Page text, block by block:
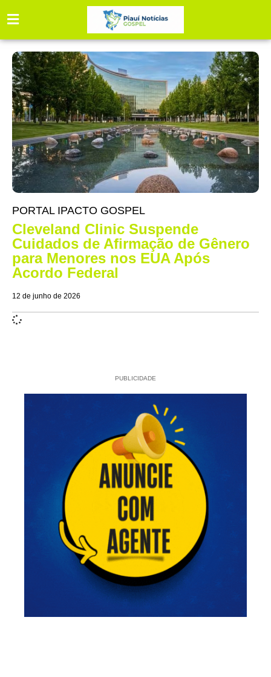
PORTAL IPACTO GOSPEL
Cleveland Clinic Suspende
Cuidados de Afirmação de Gênero
para Menores nos EUA Após
Acordo Federal
12 de junho de 2026
PUBLICIDADE